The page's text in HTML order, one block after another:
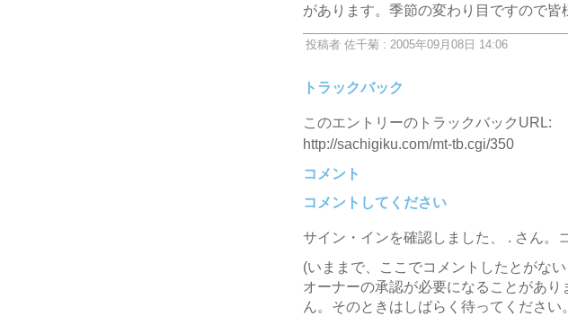
があります。季節の変わり目ですので皆
投稿者 佐千菊 : 2005年09月08日 14:06
トラックバック
このエントリーのトラックバックURL:
http://sachigiku.com/mt-tb.cgi/350
コメント
コメントしてください
サイン・インを確認しました、 . さん。
(いままで、ここでコメントしたとがな
オーナーの承認が必要になることがあ
ん。そのときはしばらく待ってください